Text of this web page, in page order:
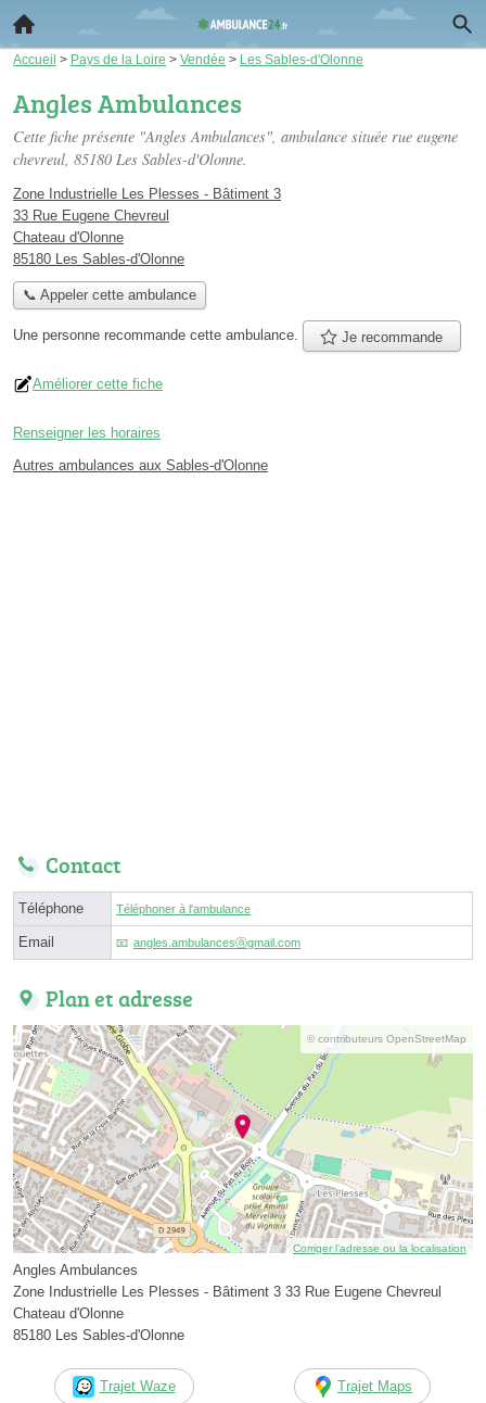
Accueil > Pays de la Loire > Vendée > Les Sables-d'Olonne
Angles Ambulances
Cette fiche présente "Angles Ambulances", ambulance située rue eugene
chevreul, 85180 Les Sables-d'Olonne.
Zone Industrielle Les Plesses - Bâtiment 3
33 Rue Eugene Chevreul
Chateau d'Olonne
85180 Les Sables-d'Olonne
📞 Appeler cette ambulance
Une personne recommande cette ambulance. Je recommande
Améliorer cette fiche
Renseigner les horaires
Autres ambulances aux Sables-d'Olonne
Contact
Téléphone Téléphoner à l'ambulance
Email angles.ambulancesⓐgmail.com
Plan et adresse
© contributeurs OpenStreetMap
Corriger l’adresse ou la localisation
Angles Ambulances
Zone Industrielle Les Plesses - Bâtiment 3 33 Rue Eugene Chevreul
Chateau d'Olonne
85180 Les Sables-d'Olonne
Trajet Waze Trajet Maps